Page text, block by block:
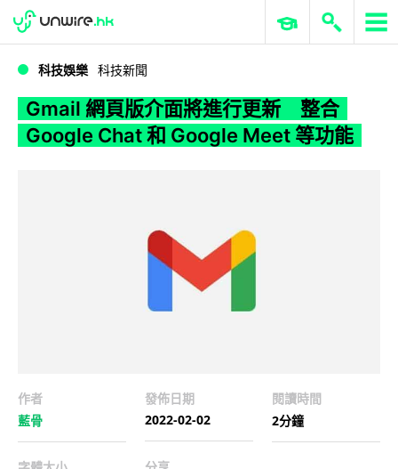
WWDC 2026 ERP 與商業 AI
科技娛樂 科技新聞
Gmail 網頁版介面將進行更新 整合
Google Chat 和 Google Meet 等功能
作者
藍骨
發佈日期
2022-02-02
閱讀時間
2分鐘